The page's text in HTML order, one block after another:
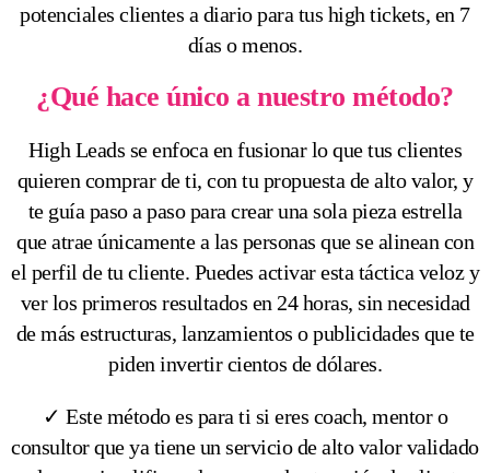
potenciales clientes a diario para tus high tickets, en 7
días o menos.
¿Qué hace único a nuestro método?
High Leads se enfoca en fusionar lo que tus clientes
quieren comprar de ti, con tu propuesta de alto valor, y
te guía paso a paso para crear una sola pieza estrella
que atrae únicamente a las personas que se alinean con
el perfil de tu cliente. Puedes activar esta táctica veloz y
ver los primeros resultados en 24 horas, sin necesidad
de más estructuras, lanzamientos o publicidades que te
piden invertir cientos de dólares.
✓ Este método es para ti si eres coach, mentor o
consultor que ya tiene un servicio de alto valor validado